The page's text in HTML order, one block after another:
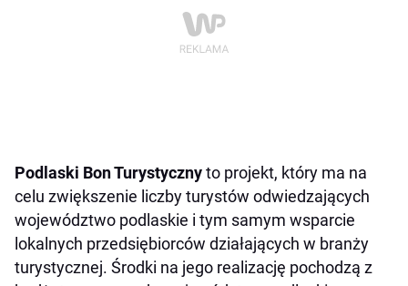
Podlaski Bon Turystycznyto projekt, który ma na
celu zwiększenie liczby turystów odwiedzających
województwo podlaskie i tym samym wsparcie
lokalnych przedsiębiorców działających w branży
turystycznej. Środki na jego realizację pochodzą z